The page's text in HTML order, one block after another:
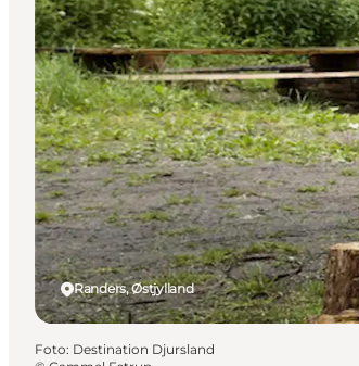
Randers, Østjylland
Foto: Destination Djursland